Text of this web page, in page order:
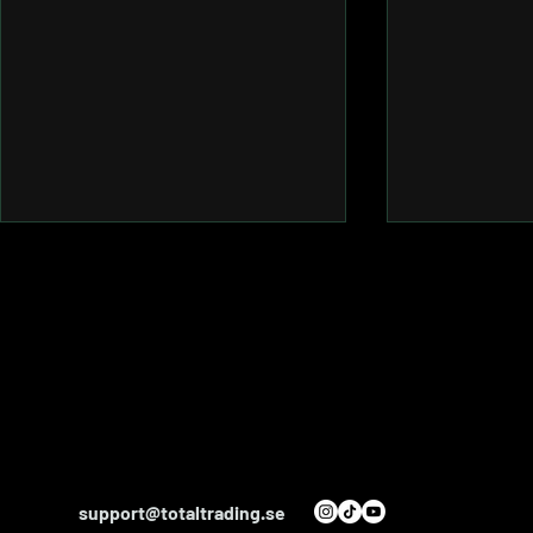
support@totaltrading.se